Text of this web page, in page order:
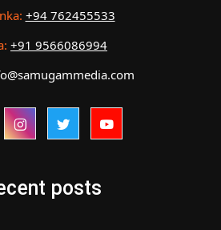
+94 762455533
+91 9566086994
posts